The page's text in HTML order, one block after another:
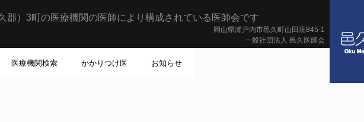
郡）3町の医療機関の医師により構成されている医師会です
岡山県瀬戸内市邑久町山田庄845-1
一般社団法人 邑久医師会
医療機関検索 かかりつけ医 お知らせ